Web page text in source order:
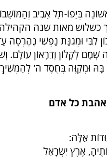
בְּיָפוֹ-תֵּל אָבִיב
מאות שנה
לִבִּי וּמְגִנַּת נַפְשִׁי נֶהֶרְסָה
לְקָלוֹן וְדֵרָאוֹן עוֹלָם.
בָּהּ וּמְקַוֶּה בְּחֶסֶד ה'
כל אדם
אֵלֶּה:
אֶרֶץ יִשְׂרָאֵל